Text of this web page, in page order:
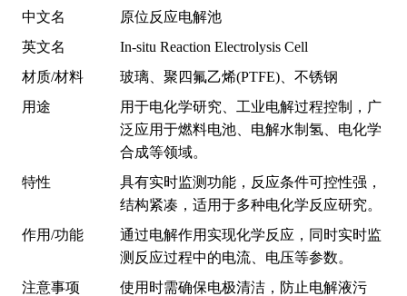
中文名
原位反应电解池
英文名
In-situ Reaction Electrolysis Cell
材质/材料
玻璃、聚四氟乙烯(PTFE)、不锈钢
用途
用于电化学研究、工业电解过程控制，广
泛应用于燃料电池、电解水制氢、电化学
合成等领域。
特性
具有实时监测功能，反应条件可控性强，
结构紧凑，适用于多种电化学反应研究。
作用/功能
通过电解作用实现化学反应，同时实时监
测反应过程中的电流、电压等参数。
注意事项
使用时需确保电极清洁，防止电解液污